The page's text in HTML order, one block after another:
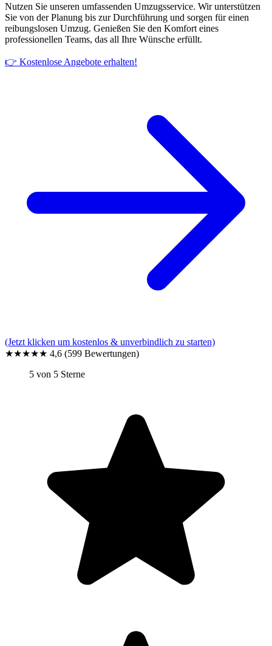
Nutzen Sie unseren umfassenden Umzugsservice. Wir unterstützen
Sie von der Planung bis zur Durchführung und sorgen für einen
reibungslosen Umzug. Genießen Sie den Komfort eines
professionellen Teams, das all Ihre Wünsche erfüllt.
👉 Kostenlose Angebote erhalten!
(Jetzt klicken um kostenlos & unverbindlich zu starten)
★★★★★ 4,6 (599 Bewertungen)
5 von 5 Sterne